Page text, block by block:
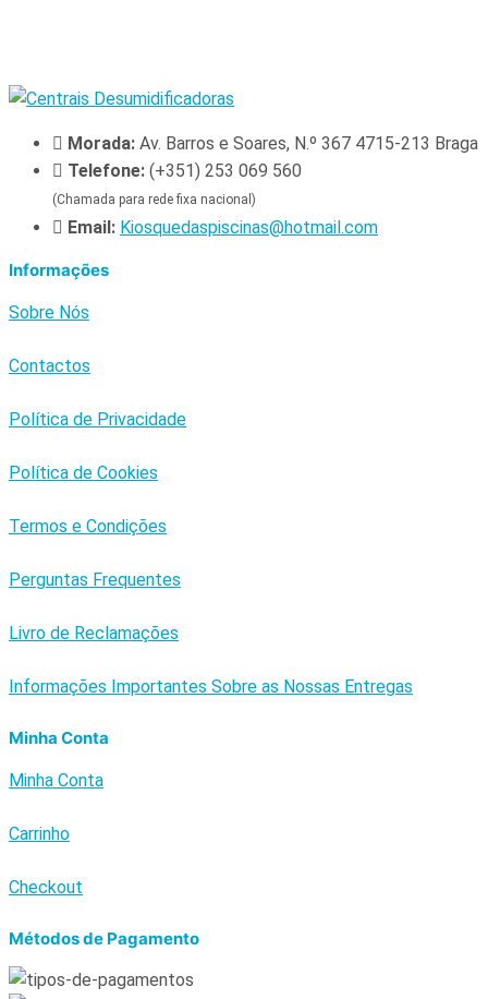
Morada: Av. Barros e Soares, N.º 367 4715-213 Braga
Telefone: (+351) 253 069 560
(Chamada para rede fixa nacional)
Email: Kiosquedaspiscinas@hotmail.com
Informações
Sobre Nós
Contactos
Política de Privacidade
Política de Cookies
Termos e Condições
Perguntas Frequentes
Livro de Reclamações
Informações Importantes Sobre as Nossas Entregas
Minha Conta
Minha Conta
Carrinho
Checkout
Métodos de Pagamento